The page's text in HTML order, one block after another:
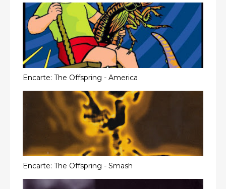
Encarte: The Offspring - America
Encarte: The Offspring - Smash